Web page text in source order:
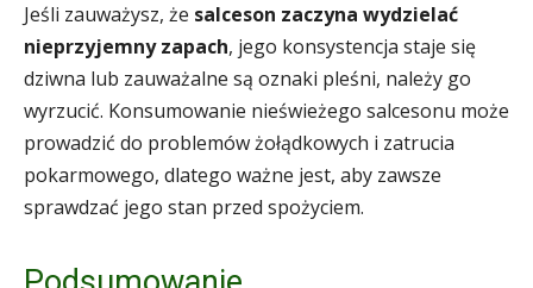
Jeśli zauważysz, że salceson zaczyna wydzielać
nieprzyjemny zapach, jego konsystencja staje się
dziwna lub zauważalne są oznaki pleśni, należy go
wyrzucić. Konsumowanie nieświeżego salcesonu może
prowadzić do problemów żołądkowych i zatrucia
pokarmowego, dlatego ważne jest, aby zawsze
sprawdzać jego stan przed spożyciem.